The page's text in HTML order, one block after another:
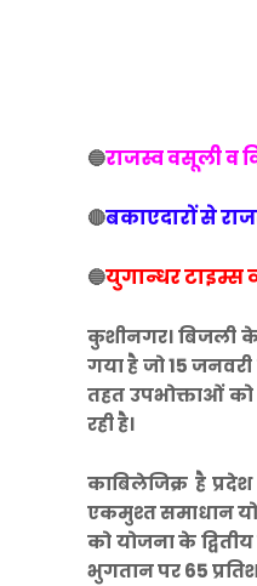
🔵राजस्व वसूली व
🔴बकाएदारों से
🔵युगान्धर टाइम्स
कुशीनगर। बिजली
गया है जो 15
तहत उपभोक्ताओं
रही है।
काबिलेजिक्र है
एकमुश्त समाधान
को योजना के
भुगतान पर 65